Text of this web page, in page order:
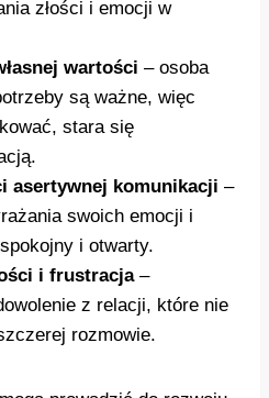
złości i emocji w
wartości – osoba
są ważne, więc
stara się
asertywnej komunikacji –
swoich emocji i
i otwarty.
i frustracja–
z relacji, które nie
rozmowie.